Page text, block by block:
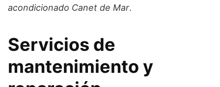
acondicionado Canet de Mar.
Servicios de
mantenimiento y